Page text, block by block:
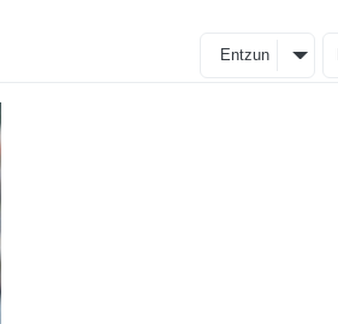
Entzun